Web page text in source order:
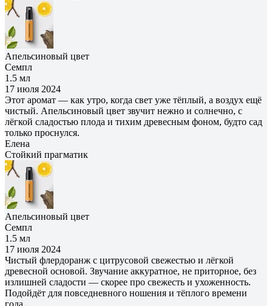
Апельсиновый цвет
Семпл
1.5 мл
17 июля 2024
Этот аромат — как утро, когда свет уже тёплый, а воздух ещё
чистый. Апельсиновый цвет звучит нежно и солнечно, с
лёгкой сладостью плода и тихим древесным фоном, будто сад
только проснулся.
Елена
Cтойкий прагматик
Апельсиновый цвет
Семпл
1.5 мл
17 июля 2024
Чистый флердоранж с цитрусовой свежестью и лёгкой
древесной основой. Звучание аккуратное, не приторное, без
излишней сладости — скорее про свежесть и ухоженность.
Подойдёт для повседневного ношения и тёплого времени
года.